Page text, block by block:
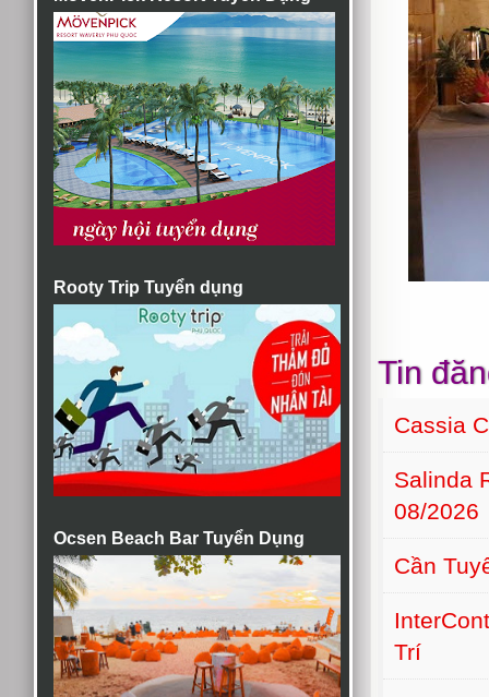
Rooty Trip Tuyển dụng
Ocsen Beach Bar Tuyển Dụng
Tin
Cassia
Salinda
08/2026
Cần
Trí